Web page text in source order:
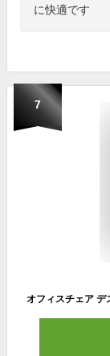
に快適です
7